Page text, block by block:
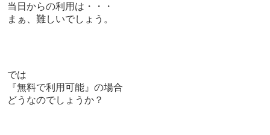
当日からの利用は・・・
まぁ、難しいでしょう。
では
『無料で利用可能』の場合
どうなのでしょうか？